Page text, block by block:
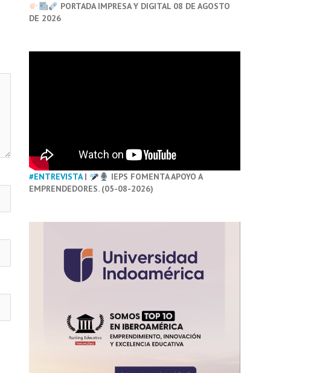
PORTADA IMPRESA Y DIGITAL 08 DE AGOSTO
DE 2026
#ENTREVISTA|
IEPS FOMENTA APOYO A
EMPRENDEDORES. (05-08-2026)